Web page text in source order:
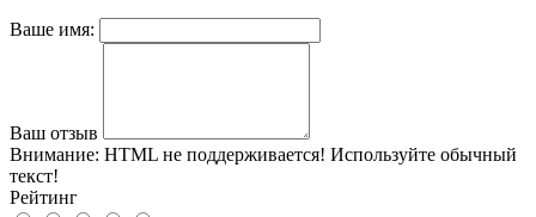
Ваше имя:
Ваш отзыв
Внимание: HTML не поддерживается! Используйте обычный
текст!
Рейтинг